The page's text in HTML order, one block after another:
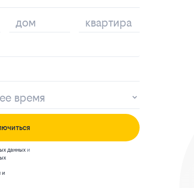
данных и
и